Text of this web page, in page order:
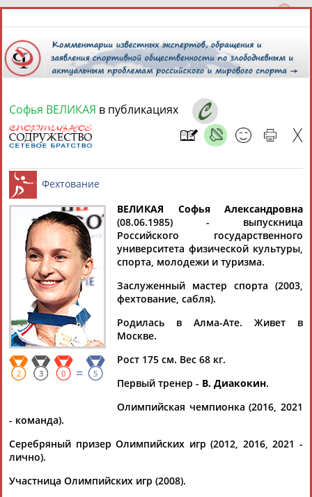
6 августа 2026 года,
СПОРТСМЕНЫ, ТРЕНЕРЫ И СПЕЦИАЛИСТЫ
Найдено: 13181персон Расширенный поиск
Аслаудин
АБАЕВ
АБАИМОВА
Мария
АБАКУМОВА
Юлия
Дмитрий
Тамилла
АБАСОВА
АБАЧАРАЕВ
АБАШИДЗЕ
Флюра
БУЛАТОВА
Софья ВЕЛИКАЯ в публикациях
Фехтование
2 3 0 = 5
ВЕЛИКАЯ Софья Александровна
(08.06.1985) - выпускница
Российского государственного
университета физической культуры,
спорта, молодежи и туризма.
Заслуженный мастер спорта (2003,
фехтование, сабля).
Родилась в Алма-Ате. Живет в
Москве.
Рост 175 см. Вес 68 кг.
Первый тренер - В. Диакокин.
Олимпийская чемпионка (2016, 2021
- команда).
Серебряный призер Олимпийских игр (2012, 2016, 2021 -
лично).
Участница Олимпийских игр (2008).